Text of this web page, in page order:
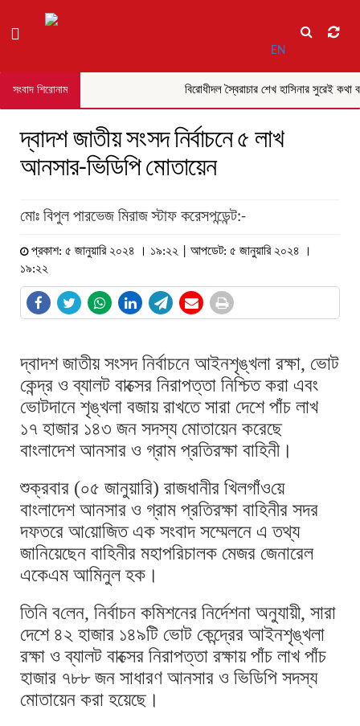
EN
সংবাদ শিরোনাম বিরোধীদল স্বৈরাচার শেখ হাসিনার সুরেই কথা
দ্বাদশ জাতীয় সংসদ নির্বাচনে ৫ লাখ
আনসার-ভিডিপি মোতায়েন
মোঃ বিপুল পারভেজ মিরাজ স্টাফ করেসপন্ডেন্ট:-
প্রকাশ: ৫ জানুয়ারি ২০২৪ । ১৯:২২ | আপডেট: ৫ জানুয়ারি ২০২৪ ।
১৯:২২
দ্বাদশ জাতীয় সংসদ নির্বাচনে আইনশৃঙ্খলা রক্ষা, ভোট
কেন্দ্র ও ব্যালট বাক্সের নিরাপত্তা নিশ্চিত করা এবং
ভোটদানে শৃঙ্খলা বজায় রাখতে সারা দেশে পাঁচ লাখ
১৭ হাজার ১৪৩ জন সদস্য মোতায়েন করেছে
বাংলাদেশ আনসার ও গ্রাম প্রতিরক্ষা বাহিনী।
শুক্রবার (০৫ জানুয়ারি) রাজধানীর খিলগাঁও‌য়ে
বাংলাদেশ আনসার ও গ্রাম প্রতিরক্ষা বাহিনীর সদর
দফতরে আ‌য়ো‌জিত এক সংবাদ সম্মেলনে এ তথ্য
জানিয়েছেন বাহিনীর মহাপরিচালক মেজর জেনারেল
একেএম আমিনুল হক।
তিনি ব‌লেন, নির্বাচন কমিশনের নির্দেশনা অনুযায়ী, সারা
দেশে ৪২ হাজার ১৪৯টি ভোট কেন্দ্রের আইনশৃঙ্খলা
রক্ষা ও ব্যালট বাক্সের নিরাপত্তা রক্ষায় পাঁচ লাখ পাঁচ
হাজার ৭৮৮ জন সাধারণ আনসার ও ভিডিপি সদস্য
মোতায়েন করা হয়েছে।